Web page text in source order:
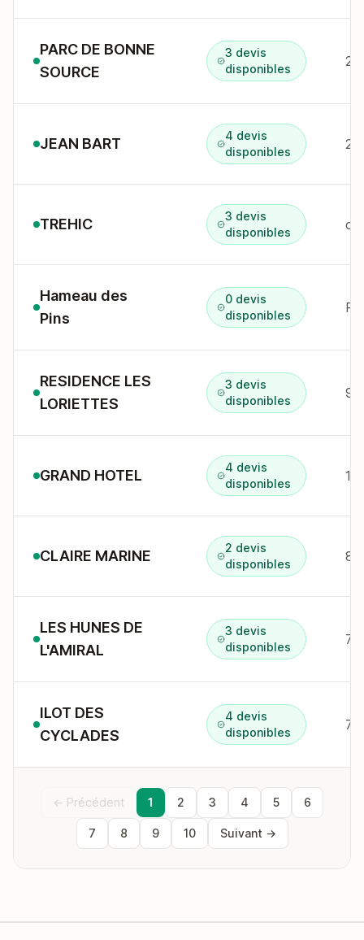
PARC DE BONNE
SOURCE
3 devis
disponibles
24
JEAN BART
4 devis
disponibles
2
TREHIC
3 devis
disponibles
Hameau des
Pins
0 devis
disponibles
RESIDENCE LES
LORIETTES
3 devis
disponibles
94
GRAND HOTEL
4 devis
disponibles
1
CLAIRE MARINE
2 devis
disponibles
8
LES HUNES DE
L'AMIRAL
3 devis
disponibles
7
ILOT DES
CYCLADES
4 devis
disponibles
← Précédent 1 2 3 4 5 6
7 8 9 10 Suivant →